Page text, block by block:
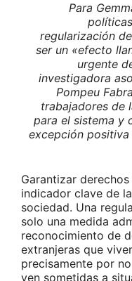
Para
regularización
ser un «efecto
urgente
investigadora
Pompeu
trabajadores de
para el sistema y
excepción positiva
Garantizar
indicador clave de
sociedad. Una
solo una medida
reconocimiento de
extranjeras que
precisamente por
ven sometidas a